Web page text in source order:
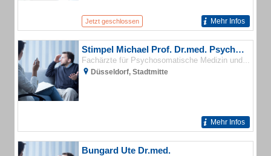
Jetzt geschlossen Mehr Infos
Stimpel Michael Prof. Dr.med. Psychotherapeutische Praxis
Fachärzte für Psychosomatische Medizin und Psychotherapie
Düsseldorf, Stadtmitte
Mehr Infos
Bungard Ute Dr.med.